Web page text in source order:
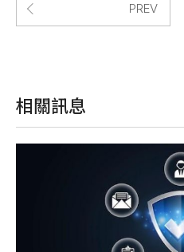
PREV
相關訊息